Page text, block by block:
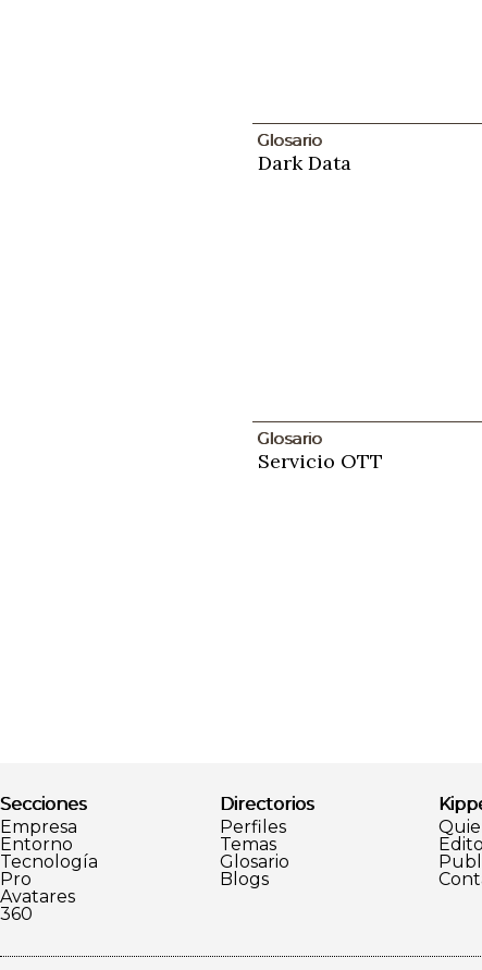
Glosario
Dark Data
Glosario
Servicio OTT
Secciones
Empresa
Entorno
Tecnología
Pro
Avatares
360
Directorios
Perfiles
Temas
Glosario
Blogs